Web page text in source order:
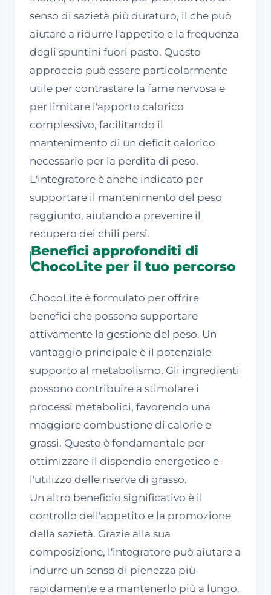
senso di sazietà più duraturo, il che può
aiutare a ridurre l'appetito e la frequenza
degli spuntini fuori pasto. Questo
approccio può essere particolarmente
utile per contrastare la fame nervosa e
per limitare l'apporto calorico
complessivo, facilitando il
mantenimento di un deficit calorico
necessario per la perdita di peso.
L'integratore è anche indicato per
supportare il mantenimento del peso
raggiunto, aiutando a prevenire il
recupero dei chili persi.
Benefici approfonditi di
ChocoLite per il tuo percorso
ChocoLite è formulato per offrire
benefici che possono supportare
attivamente la gestione del peso. Un
vantaggio principale è il potenziale
supporto al metabolismo. Gli ingredienti
possono contribuire a stimolare i
processi metabolici, favorendo una
maggiore combustione di calorie e
grassi. Questo è fondamentale per
ottimizzare il dispendio energetico e
l'utilizzo delle riserve di grasso.
Un altro beneficio significativo è il
controllo dell'appetito e la promozione
della sazietà. Grazie alla sua
composizione, l'integratore può aiutare a
indurre un senso di pienezza più
rapidamente e a mantenerlo più a lungo.